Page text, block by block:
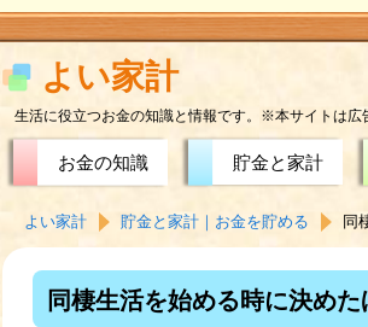
よい家計
生活に役立つお金の知識と情報です。 ※本サイトは広
お金の知識 貯金と家計
よい家計 貯金と家計｜お金を貯める 同
同棲生活を始める時に決め